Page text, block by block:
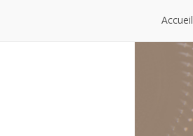
Accueil
Accueil